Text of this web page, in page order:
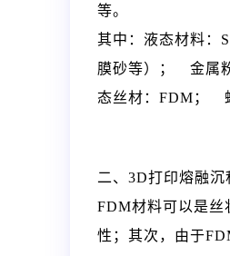
等。
其中：液态材料
膜砂等）； 金属
态丝材：FDM；
二、3D打印熔融沉
FDM材料可以是丝
性；其次，由于